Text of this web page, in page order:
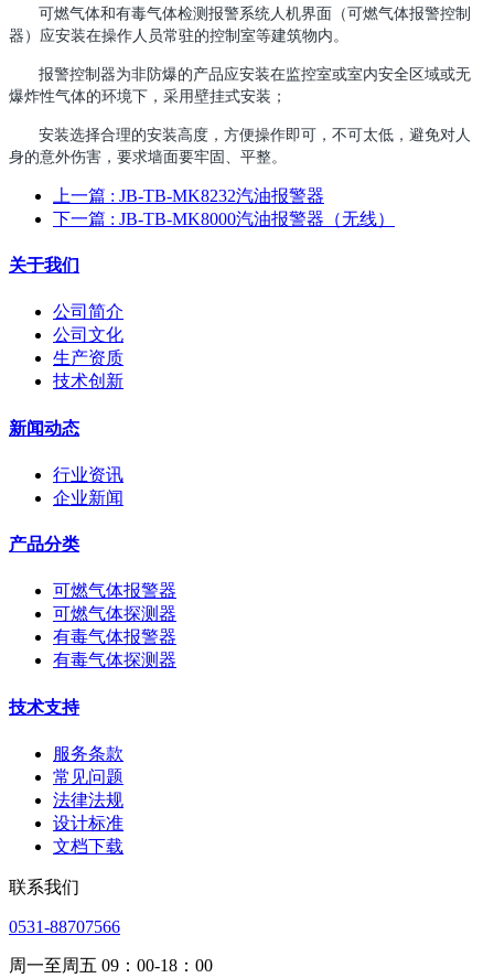
可燃气体和有毒气体检测报警系统人机界面（可燃气体报警控制
器）应安装在操作人员常驻的控制室等建筑物内。
报警控制器为非防爆的产品应安装在监控室或室内安全区域或无
爆炸性气体的环境下，采用壁挂式安装；
安装选择合理的安装高度，方便操作即可，不可太低，避免对人
身的意外伤害，要求墙面要牢固、平整。
上一篇 : JB-TB-MK8232汽油报警器
下一篇 : JB-TB-MK8000汽油报警器（无线）
关于我们
公司简介
公司文化
生产资质
技术创新
新闻动态
行业资讯
企业新闻
产品分类
可燃气体报警器
可燃气体探测器
有毒气体报警器
有毒气体探测器
技术支持
服务条款
常见问题
法律法规
设计标准
文档下载
联系我们
0531-88707566
周一至周五 09：00-18：00